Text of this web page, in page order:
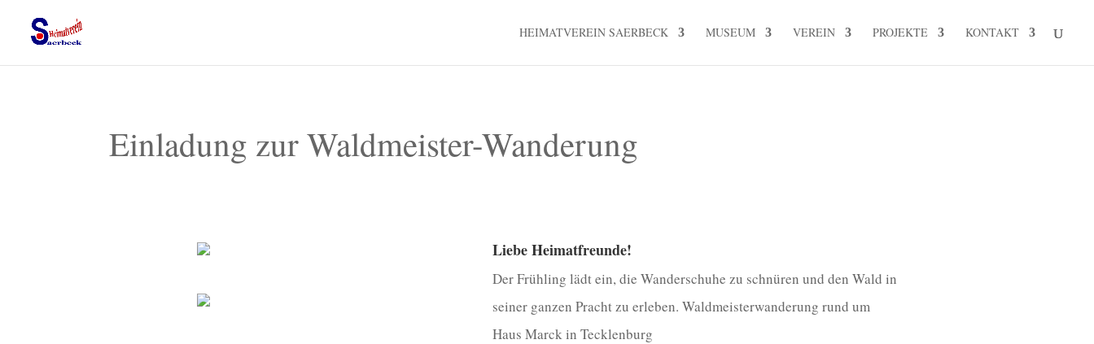
HEIMATVEREIN SAERBECK MUSEUM VEREIN PROJEKTE KONTAKT
Einladung zur Waldmeister-Wanderung
Liebe Heimatfreunde!
Der Frühling lädt ein, die Wanderschuhe zu schnüren und den Wald in
seiner ganzen Pracht zu erleben. Waldmeisterwanderung rund um
Haus Marck in Tecklenburg